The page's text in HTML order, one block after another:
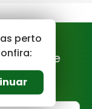
perto
de